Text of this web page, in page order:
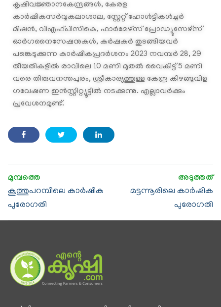
കൃഷിവജ്ഞാനകേന്ദ്രങ്ങള്‍, കേരള
കാര്‍ഷികസര്‍വ്വകലാശാല, സ്റ്റേറ്റ് ഹോള്‍ട്ടികള്‍ച്ചര്‍
മിഷന്‍, വിഎഫ്പിസികെ, ഫാര്‍മേഴ്സ് പ്രോഡ്യൂസേഴ്സ്
ഓര്‍ഗനൈസേഷനുകള്‍, കര്‍ഷകര്‍ തുടങ്ങിയവര്‍
പങ്കെടുക്കുന്ന കാര്‍ഷികപ്രദര്‍ശനം 2023 നവമ്പര്‍ 28, 29
തീയതികളില്‍ രാവിലെ 10 മണി മുതല്‍ വൈകിട്ട് 5 മണി
വരെ തിരുവനന്തപുരം, ശ്രീകാര്യത്തുള്ള കേന്ദ്ര കിഴങ്ങുവിള
ഗവേഷണ ഇന്‍സ്റ്റിറ്റ്യൂട്ടില്‍ നടക്കുന്നു. എല്ലാവര്‍ക്കും
പ്രവേശനമുണ്ട്.
കൂത്തുപറമ്പിലെ കാര്‍ഷിക
പുരോഗതി
മട്ടന്നൂരിലെ കാര്‍ഷിക
പുരോഗതി